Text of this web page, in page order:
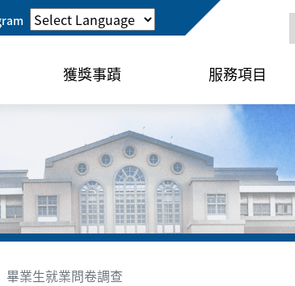
獲獎事蹟 服務項目
畢業生就業問卷調查